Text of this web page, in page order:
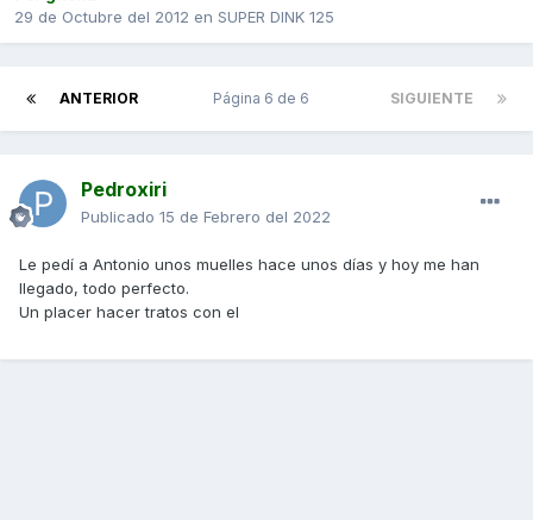
29 de Octubre del 2012 en SUPER DINK 125
ANTERIOR SIGUIENTE
Página 6 de 6
Pedroxiri
Publicado 15 de Febrero del 2022
Le pedí a Antonio unos muelles hace unos días y hoy me han
llegado, todo perfecto.
Un placer hacer tratos con el